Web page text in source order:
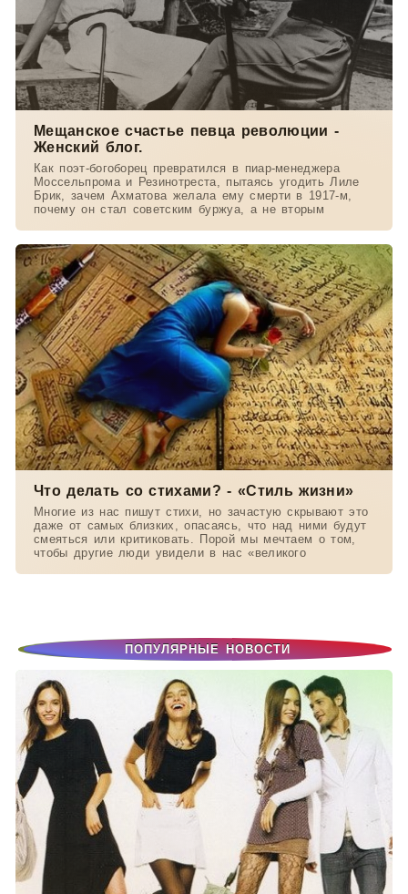
Мещанское счастье певца революции -
Женский блог.
Как поэт-богоборец превратился в пиар-менеджера
Моссельпрома и Резинотреста, пытаясь угодить Лиле
Брик, зачем Ахматова желала ему смерти в 1917-м,
почему он стал советским буржуа, а не вторым
Что делать со стихами? - «Стиль жизни»
Многие из нас пишут стихи, но зачастую скрывают это
даже от самых близких, опасаясь, что над ними будут
смеяться или критиковать. Порой мы мечтаем о том,
чтобы другие люди увидели в нас «великого
ПОПУЛЯРНЫЕ НОВОСТИ